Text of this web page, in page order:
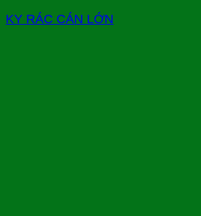
KY RÁC CÁN LỚN